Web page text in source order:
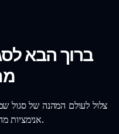
ברוך הבא
צלול לעולם המהנה של סגול
אנימציות מהנות וגיימפליי יצירתי.